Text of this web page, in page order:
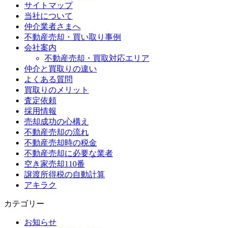
サイトマップ
当社について
仲介業者さまへ
不動産売却・買い取り事例
会社案内
不動産売却・買取対応エリア
仲介と買取りの違い
よくある質問
買取りのメリット
査定依頼
採用情報
売却成功の心構え
不動産売却の流れ
不動産売却時の税金
不動産売却に必要な業者
空き家売却110番
譲渡所得税の自動計算
アキラク
カテゴリー
お知らせ